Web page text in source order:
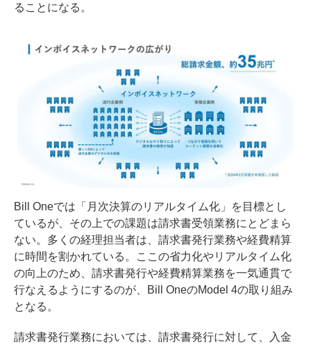
ることになる。
Bill Oneでは「月次決算のリアルタイム化」を目標とし
ているが、その上での課題は請求書受領業務にとどまら
ない。多くの経理担当者は、請求書発行業務や経費精算
に時間を割かれている。ここの省力化やリアルタイム化
の向上のため、請求書発行や経費精算業務を一気通貫で
行なえるようにするのが、Bill OneのModel 4の取り組み
となる。
請求書発行業務においては、請求書発行に対して、入金